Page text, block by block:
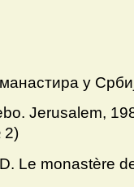
у
Jerusalem,
2)
Le monastère